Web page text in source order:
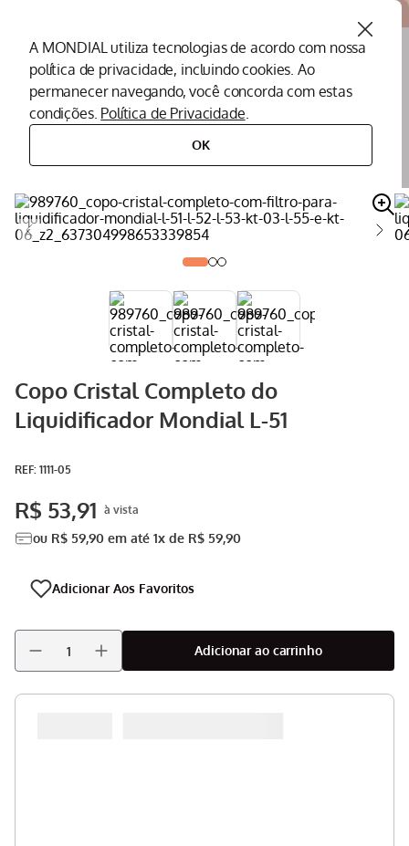
A MONDIAL utiliza tecnologias de acordo com nossa
política de privacidade, incluindo cookies. Ao
permanecer navegando, você concorda com estas
condições. Política de Privacidade.
OK
O que você procura?
peças para liquidificadores
Copo Cristal Completo do
Liquidificador Mondial L-51
: 1111-05
R$ 53,91
ou R$ 59,90 em até 1x de R$ 59,90
Adicionar ao carrinho
2º Air Fryer
3º Cafeteira
Liquidificador
8º Panela Elétrica
9
10ºMultiprocessador